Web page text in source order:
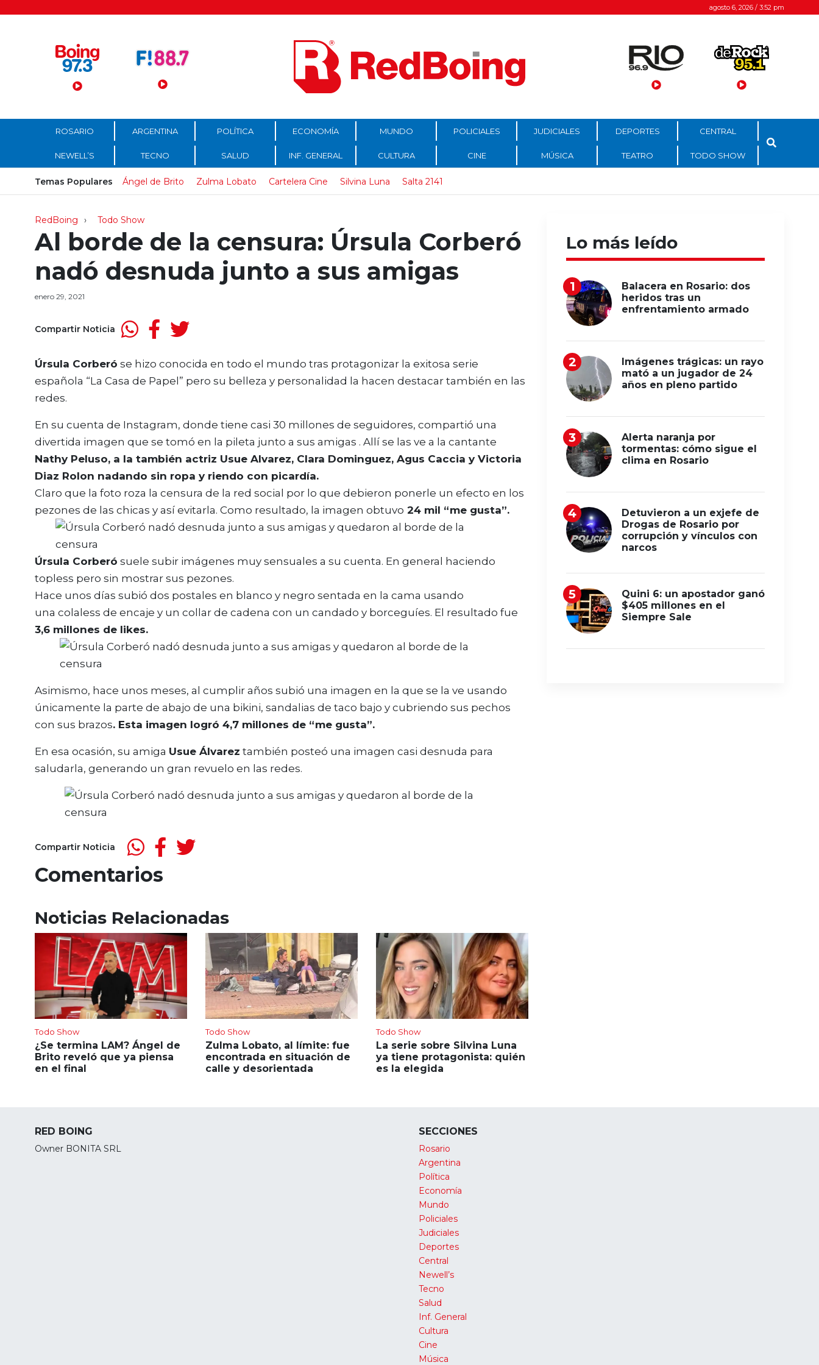
Menú Principal agosto 6, 2026 / 3:52 pm
ROSARIO ARGENTINA POLÍTICA ECONOMÍA MUNDO POLICIALES JUDICIALES DEPORTES CENTRAL
NEWELL’S TECNO SALUD INF. GENERAL CULTURA CINE MÚSICA TEATRO TODO SHOW
Temas Populares Ángel de Brito Zulma Lobato Cartelera Cine Silvina Luna Salta 2141
RedBoing Todo Show
Al borde de la censura: Úrsula Corberó
nadó desnuda junto a sus amigas
enero 29, 2021
Compartir Noticia
Úrsula Corberó se hizo conocida en todo el mundo tras protagonizar la exitosa serie
española “La Casa de Papel” pero su belleza y personalidad la hacen destacar también en las
redes.
En su cuenta de Instagram, donde tiene casi 30 millones de seguidores, compartió una
divertida imagen que se tomó en la pileta junto a sus amigas . Allí se las ve a la cantante
Nathy Peluso, a la también actriz Usue Alvarez, Clara Dominguez, Agus Caccia y Victoria
Diaz Rolon nadando sin ropa y riendo con picardía.
Claro que la foto roza la censura de la red social por lo que debieron ponerle un efecto en los
pezones de las chicas y así evitarla. Como resultado, la imagen obtuvo 24 mil “me gusta”.
Úrsula Corberó suele subir imágenes muy sensuales a su cuenta. En general haciendo
topless pero sin mostrar sus pezones.
Hace unos días subió dos postales en blanco y negro sentada en la cama usando
una colaless de encaje y un collar de cadena con un candado y borceguíes. El resultado fue
3,6 millones de likes.
Asimismo, hace unos meses, al cumplir años subió una imagen en la que se la ve usando
únicamente la parte de abajo de una bikini, sandalias de taco bajo y cubriendo sus pechos
con sus brazos. Esta imagen logró 4,7 millones de “me gusta”.
En esa ocasión, su amiga Usue Álvarez también posteó una imagen casi desnuda para
saludarla, generando un gran revuelo en las redes.
Compartir Noticia
Comentarios
Noticias Relacionadas
Todo Show
¿Se termina LAM? Ángel de
Brito reveló que ya piensa
en el final
Todo Show
Zulma Lobato, al límite: fue
encontrada en situación de
calle y desorientada
Todo Show
La serie sobre Silvina Luna
ya tiene protagonista: quién
es la elegida
Lo más leído
Balacera en Rosario: dos
heridos tras un
enfrentamiento armado
Imágenes trágicas: un rayo
mató a un jugador de 24
años en pleno partido
Alerta naranja por
tormentas: cómo sigue el
clima en Rosario
Detuvieron a un exjefe de
Drogas de Rosario por
corrupción y vínculos con
narcos
Quini 6: un apostador ganó
$405 millones en el
Siempre Sale
RED BOING
Owner BONITA SRL
SECCIONES
Rosario
Argentina
Política
Economía
Mundo
Policiales
Judiciales
Deportes
Central
Newell’s
Tecno
Salud
Inf. General
Cultura
Cine
Música